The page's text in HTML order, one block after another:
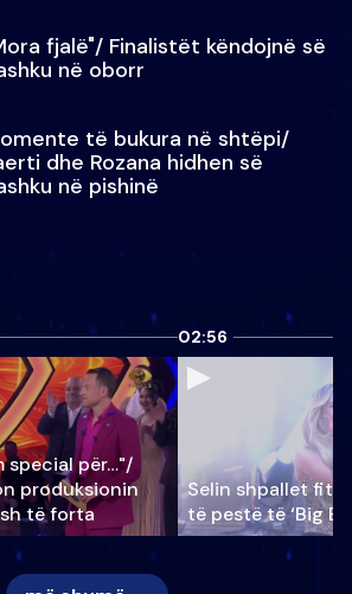
fjalë"/ Finalistët këndojnë së
në oborr
të bukura në shtëpi/
dhe Rozana hidhen së
në pishinë
special për…"/
produksionin
të forta
02:56
Selin shpallet
të pestë të ‘Big